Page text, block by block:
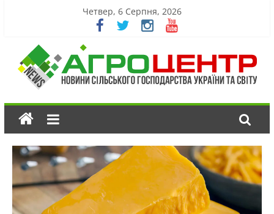
Четвер, 6 Серпня, 2026